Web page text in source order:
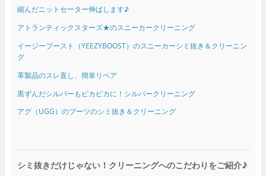
縮んだニットセーター伸ばします♪
アトランティックスターズ★のスニーカークリーニング
イージーブースト（YEEZYBOOST）のスニーカーシミ抜き＆クリーニン
グ
革製品のスレ直し、簡単リペア
黒ずんだシルバーもピカピカに！シルバークリーニング
アグ（UGG）のブーツのシミ抜き＆クリーニング
シミ抜きだけじゃない！クリーニングへのこだわりをご紹介♪